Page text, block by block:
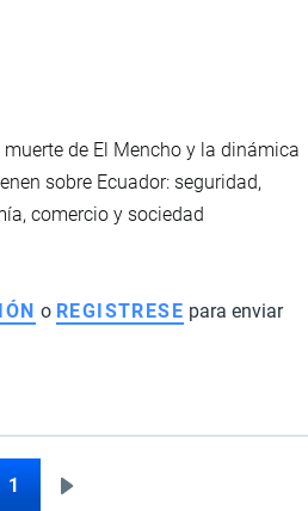
de El Mencho y la dinámica
sobre Ecuador: seguridad,
comercio y sociedad
o REGISTRESE para enviar
1